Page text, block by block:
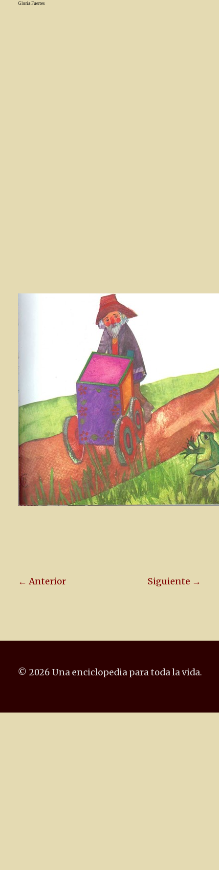
Gloria Fuertes
← Anterior Siguiente →
© 2026 Una enciclopedia para toda la vida.